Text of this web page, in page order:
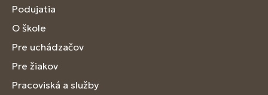
Podujatia
O škole
Pre uchádzačov
Pre žiakov
Pracoviská a služby